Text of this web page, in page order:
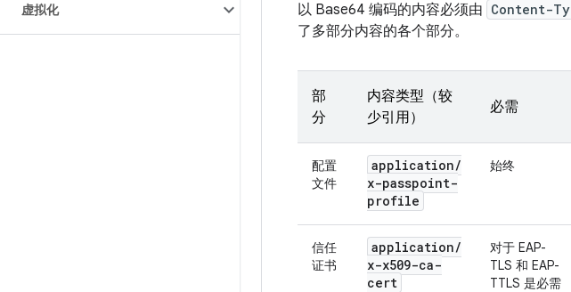
虚拟化 以 Base64 编码的内容必须由 Content-
了多部分内容的各个部分。
部
分
内容类型（较
少引用）
必需
配置
文件
application/
x-passpoint-
profile
始终
信任
证书
application/
x-x509-ca-
cert
对于 EAP-
TLS 和 EAP-
TTLS 是必需